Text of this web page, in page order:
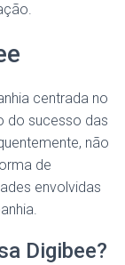
centrada no
do sucesso das
não
de
envolvidas
Digibee?